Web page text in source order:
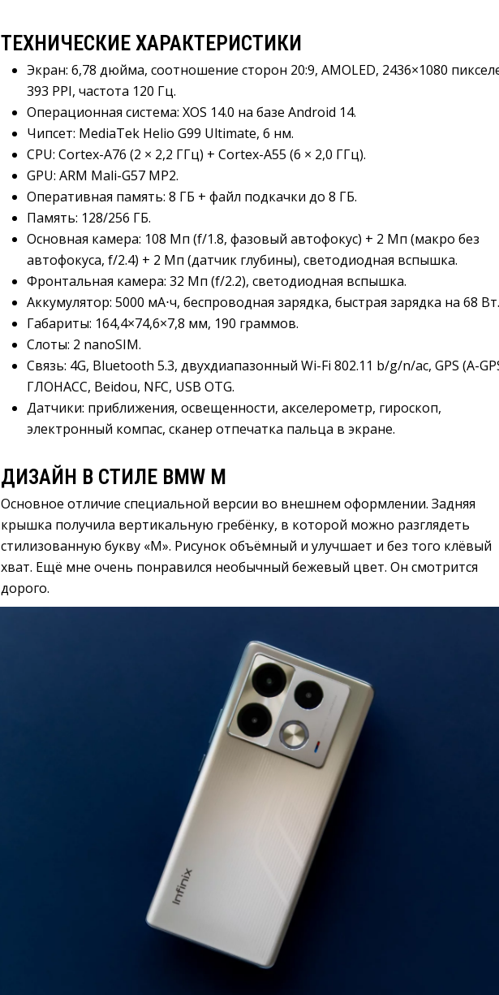
ТЕХНИЧЕСКИЕ ХАРАКТЕРИСТИКИ
Экран: 6,78 дюйма, соотношение сторон 20:9, AMOLED, 2436×1080
393 PPI, частота 120 Гц.
Операционная система: XOS 14.0 на базе Android 14.
Чипсет: MediaTek Helio G99 Ultimate, 6 нм.
CPU: Cortex-A76 (2 × 2,2 ГГц) + Cortex-A55 (6 × 2,0 ГГц).
GPU: ARM Mali-G57 MP2.
Оперативная память: 8 ГБ + файл подкачки до 8 ГБ.
Память: 128/256 ГБ.
Основная камера: 108 Мп (f/1.8, фазовый автофокус) + 2 Мп (макро без
автофокуса, f/2.4) + 2 Мп (датчик глубины), светодиодная вспышка.
Фронтальная камера: 32 Мп (f/2.2), светодиодная вспышка.
Аккумулятор: 5000 мА⋅ч, беспроводная зарядка, быстрая зарядка на 68 Вт.
Габариты: 164,4×74,6×7,8 мм, 190 граммов.
Слоты: 2 nanoSIM.
Связь: 4G, Bluetooth 5.3, двухдиапазонный Wi-Fi 802.11 b/g/n/ac, GPS (A-
ГЛОНАСС, Beidou, NFC, USB OTG.
Датчики: приближения, освещенности, акселерометр, гироскоп,
электронный компас, сканер отпечатка пальца в экране.
ДИЗАЙН В СТИЛЕ BMW M
Основное отличие специальной версии во внешнем оформлении. Задняя
крышка получила вертикальную гребёнку, в которой можно разглядеть
стилизованную букву «M». Рисунок объёмный и улучшает и без того клёвый
хват. Ещё мне очень понравился необычный бежевый цвет. Он смотрится
дорого.